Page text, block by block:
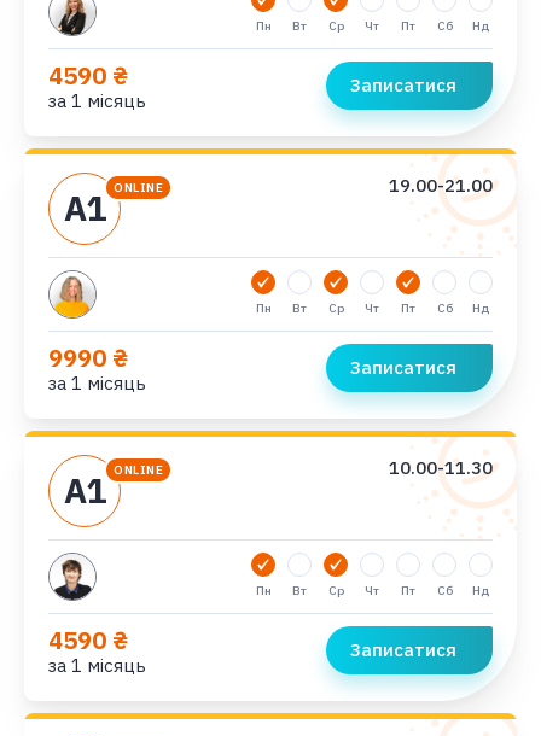
Пн Вт Ср Чт Пт Сб Нд
4590 ₴
за 1 місяць
Записатися
ONLINE
А1
19.00-21.00
Пн Вт Ср Чт Пт Сб Нд
9990 ₴
за 1 місяць
Записатися
ONLINE
А1
10.00-11.30
Пн Вт Ср Чт Пт Сб Нд
4590 ₴
за 1 місяць
Записатися